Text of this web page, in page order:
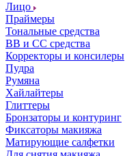
Лицо
Праймеры
Тональные средства
ВВ и СС средства
Корректоры и консилеры
Пудра
Румяна
Хайлайтеры
Глиттеры
Бронзаторы и контуринг
Фиксаторы макияжа
Матирующие салфетки